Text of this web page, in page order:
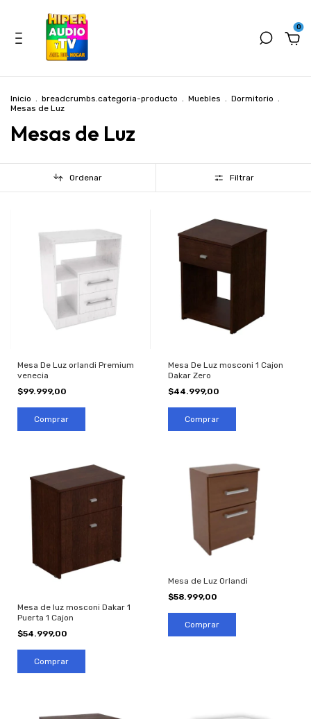
0
Inicio . breadcrumbs.categoria-producto . Muebles . Dormitorio .
Mesas de Luz
Mesas de Luz
Ordenar Filtrar
Mesa De Luz orlandi Premium
venecia
$99.999,00
Mesa De Luz mosconi 1 Cajon
Dakar Zero
$44.999,00
Mesa de luz mosconi Dakar 1
Puerta 1 Cajon
$54.999,00
Mesa de Luz Orlandi
$58.999,00
Comprar